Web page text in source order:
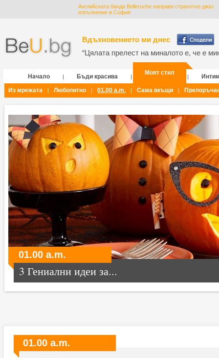
Английската банда Belleruche направи страхотно джаз
изпълнение в София
Вдъхновението ми днес
“Цялата прелест на миналото е, че е
Начало | Бъди красива |
Моят стил
|
Из мрежата
| Любопитно | 01.00 a.m. | Сама вкъщи |
01.00 a.m.
3 Гениални идеи за...
01.00 a.m.